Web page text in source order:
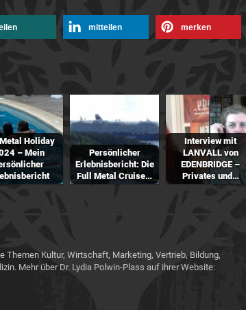
mitteilen merken
Holiday
– Mein
Persönlicher
Erlebnisbericht: Die
Full Metal Cruise…
Interview mit
LANVALL von
EDENBRIDGE –
Privates und…
Kultur, Wirtschaft, Marketing, Vertrieb, Bildung,
Mehr über Dr. Lydia Polwin-Plass auf ihrer Website: